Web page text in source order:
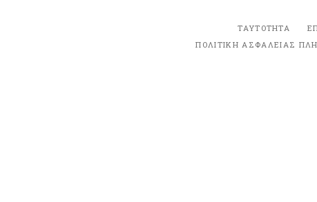
ΤΑΥΤΟΤΗΤΑ
ΠΟΛΙΤΙΚΗ ΑΣΦΑΛΕΙΑΣ